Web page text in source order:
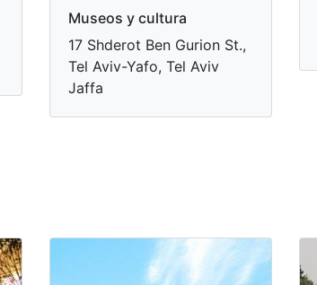
Museos y cultura
17 Shderot Ben Gurion St.,
Tel Aviv-Yafo, Tel Aviv
Jaffa